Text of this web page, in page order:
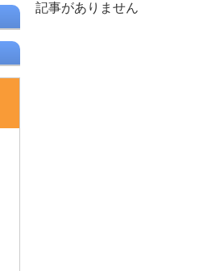
記事がありません